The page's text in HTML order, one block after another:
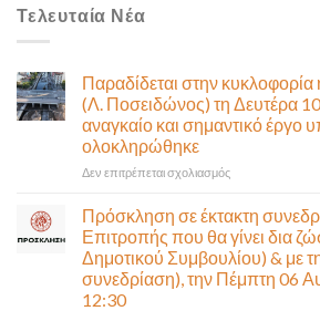
Τελευταία Νέα
Παραδίδεται στην
(Λ. Ποσειδώνος) τη Δευτέρα
αναγκαίο και σημαντικό έργο
ολοκληρώθηκε
Δεν επιτρέπεται σχολιασμόςστο
κυκλοφορία
η
Παλαιά
Παραλιακή
Πρόσκληση σε έκτακτη
Επιτροπής που θα γίνει δια
Δημοτικού Συμβουλίου) & με
συνεδρίαση), την Πέμπτη 06
12:30